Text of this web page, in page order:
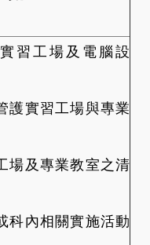
習工場及電腦設
護實習工場與專業
場及專業教室之清
科內相關實施活動